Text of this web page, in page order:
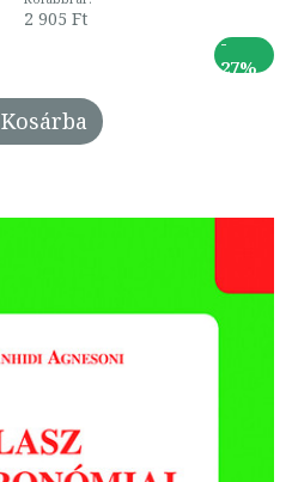
2 905 Ft
-
27%
Kosárba